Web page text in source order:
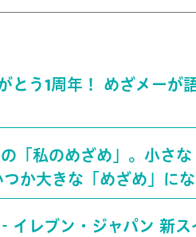
とう1周年！ めざメーが
「私のめざめ」。小さな
か大きな「めざめ」に
イレブン・ジャパン 新ス